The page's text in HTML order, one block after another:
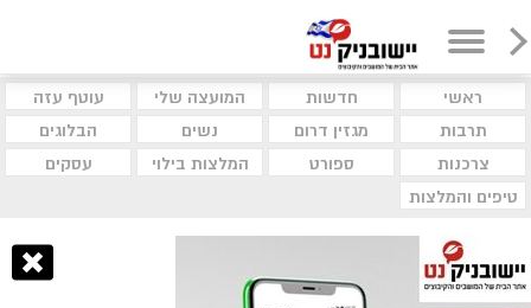
ראשי חדשות המועצה שלי
עוטף עזה
תרבות
מגזין דרום נשים
הבלוגים
צרכנות
ספורט המלצות בילוי
עסקים
טיפים והמלצות